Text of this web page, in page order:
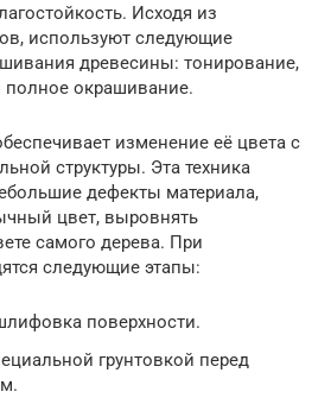
Исходя из
используют следующие
древесины: тонирование,
окрашивание.
изменение её цвета с
структуры. Эта техника
дефекты материала,
цвет, выровнять
самого дерева. При
следующие этапы:
поверхности.
грунтовкой перед